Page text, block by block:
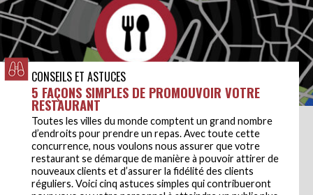
CONSEILS ET ASTUCES
5 FAÇONS SIMPLES DE PROMOUVOIR VOTRE
RESTAURANT
Toutes les villes du monde comptent un grand nombre
d’endroits pour prendre un repas. Avec toute cette
concurrence, nous voulons nous assurer que votre
restaurant se démarque de manière à pouvoir attirer de
nouveaux clients et d’assurer la fidélité des clients
réguliers. Voici cinq astuces simples qui contribueront